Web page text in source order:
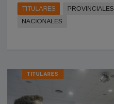
TITULARES PROVINCIALES
NACIONALES
TITULARES